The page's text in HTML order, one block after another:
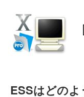
ESSはどのよ